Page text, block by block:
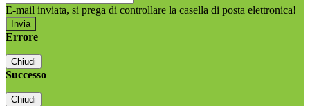
E-mail inviata, si prega di controllare la casella di posta elettronica!
Errore
Chiudi
Successo
Chiudi